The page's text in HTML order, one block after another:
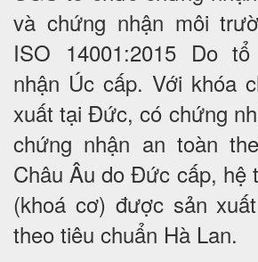
và chứng nhận môi
ISO 14001:2015 Do
nhận Úc cấp. Với khóa
xuất tại Đức, có chứng
chứng nhận an toàn
Châu Âu do Đức cấp, hệ
(khoá cơ) được sản
theo tiêu chuẩn Hà Lan.